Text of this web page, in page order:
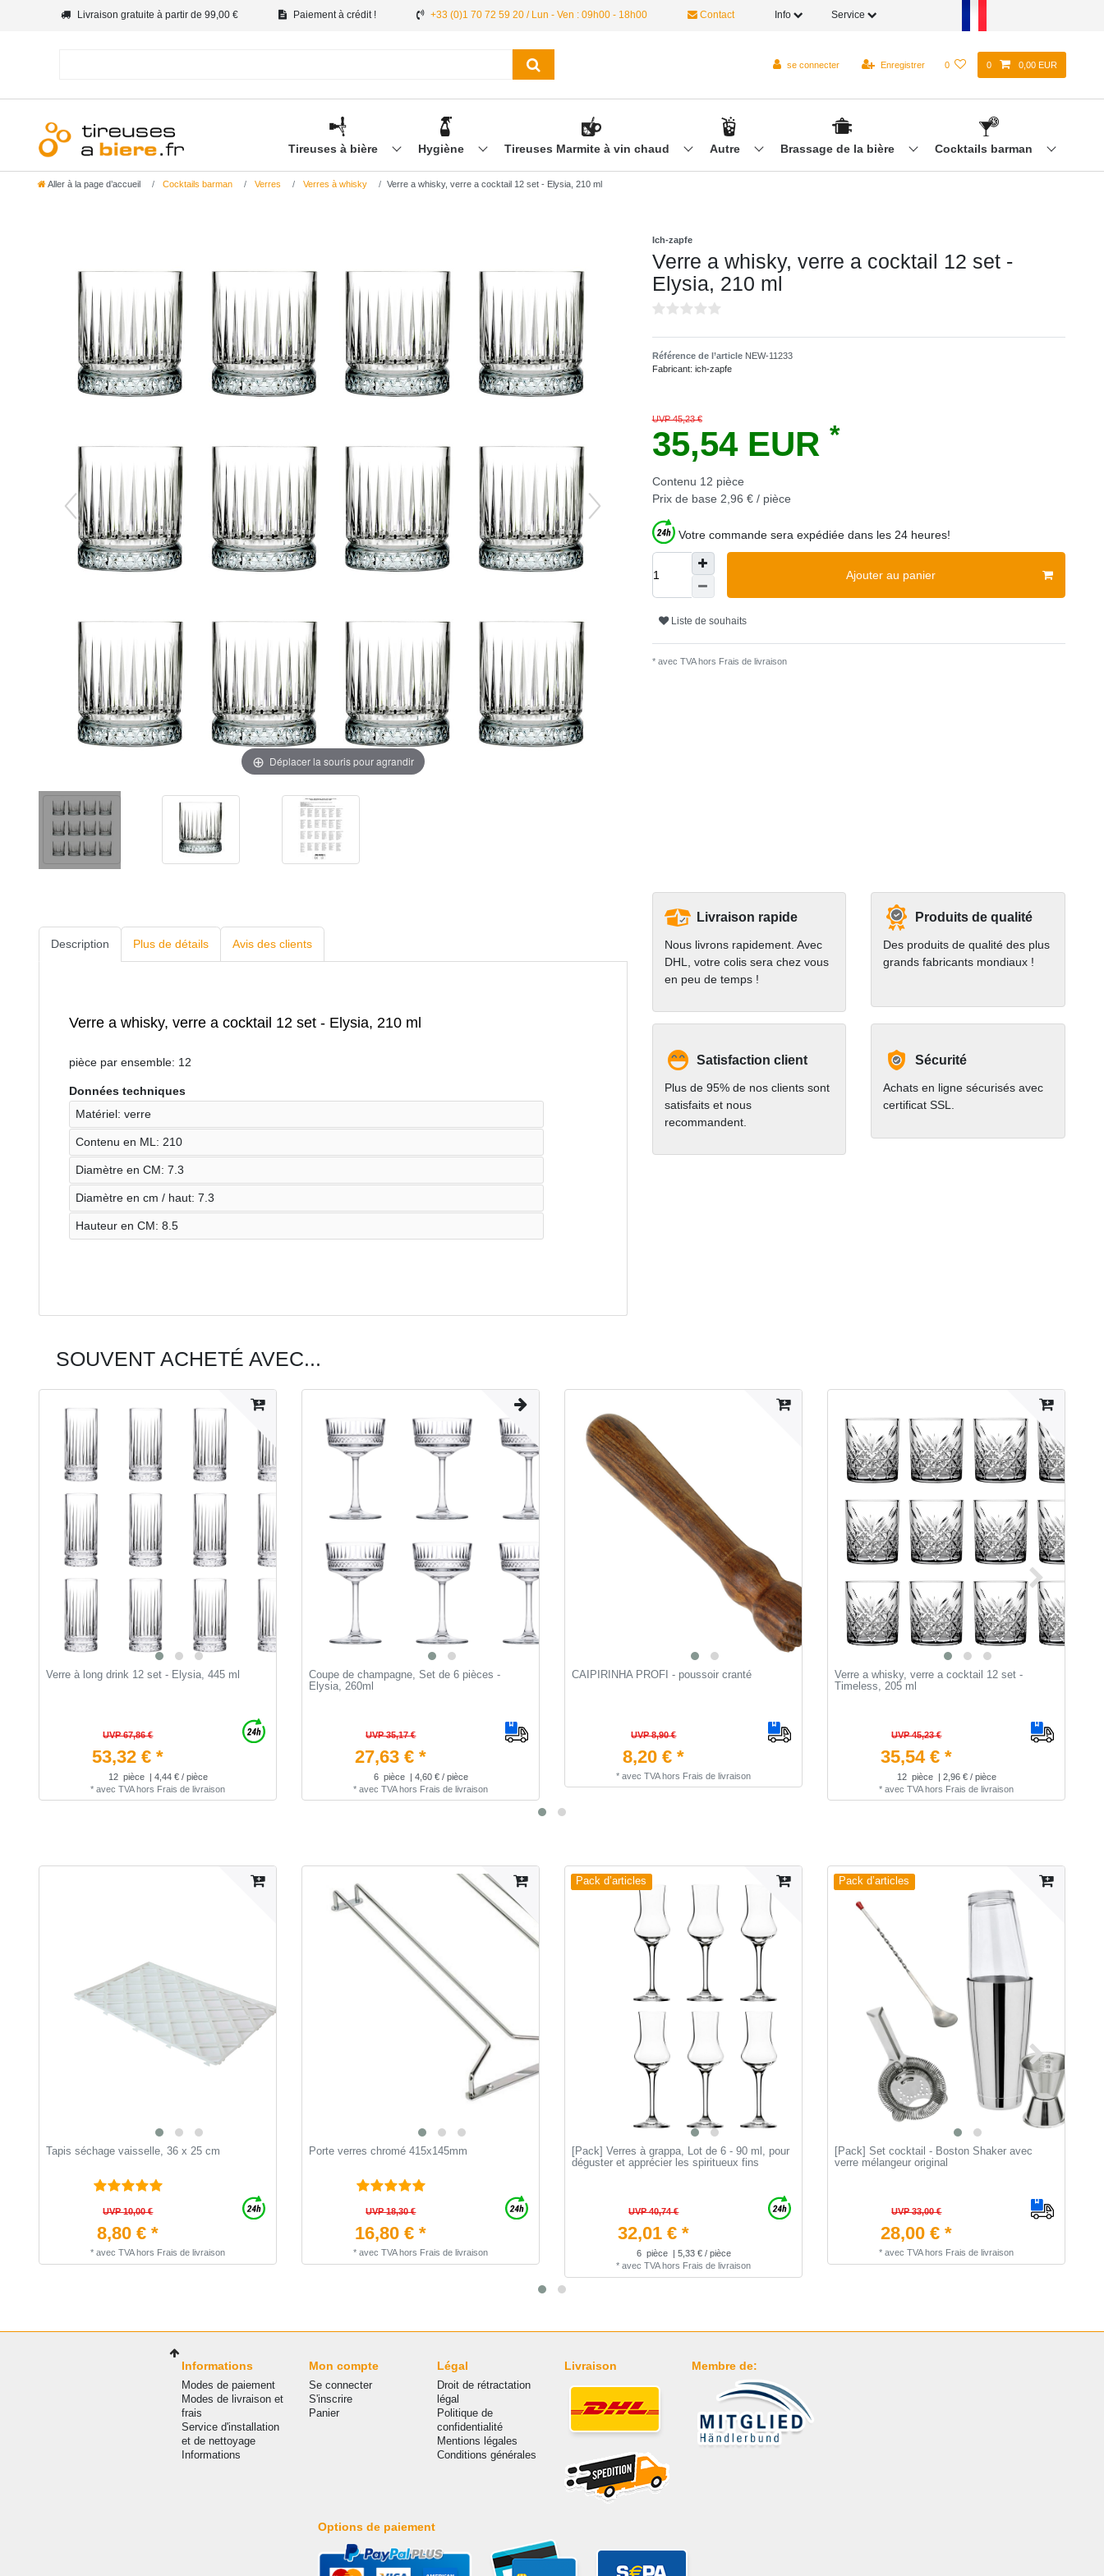
Livraison gratuite à partir de 99,00 € Paiement à crédit ! +33 (0)1 70 72 59 20 / Lun - Ven : 09h00 - 18h00 Contact Info Service
se connecter Enregistrer 0 0 0,00 EUR
Tireuses à bière Hygiène Tireuses Marmite à vin chaud Autre Brassage de la bière Cocktails barman
Aller à la page d’accueil Cocktails barman Verres Verres à whisky Verre a whisky, verre a cocktail 12 set - Elysia, 210 ml
Déplacer la souris pour agrandir
Ich-zapfe
Verre a whisky, verre a cocktail 12 set -
Elysia, 210 ml
Référence de l’article NEW-11233
Fabricant: ich-zapfe
UVP 45,23 €
35,54 EUR *
Contenu 12 pièce
Prix de base 2,96 € / pièce
Votre commande sera expédiée dans les 24 heures!
Ajouter au panier
Liste de souhaits
* avec TVA hors Frais de livraison
Description Plus de détails Avis des clients
Verre a whisky, verre a cocktail 12 set - Elysia, 210 ml
pièce par ensemble: 12
Données techniques
Matériel: verre
Contenu en ML: 210
Diamètre en CM: 7.3
Diamètre en cm / haut: 7.3
Hauteur en CM: 8.5
Livraison rapide
Nous livrons rapidement. Avec
DHL, votre colis sera chez vous
en peu de temps !
Produits de qualité
Des produits de qualité des plus
grands fabricants mondiaux !
Satisfaction client
Plus de 95% de nos clients sont
satisfaits et nous
recommandent.
Sécurité
Achats en ligne sécurisés avec
certificat SSL.
SOUVENT ACHETÉ AVEC...
Verre à long drink 12 set - Elysia, 445 ml
UVP 67,86 €
53,32 € *
12 pièce
| 4,44 € / pièce
* avec TVAhors Frais de livraison
Coupe de champagne, Set de 6 pièces -
Elysia, 260ml
UVP 35,17 €
27,63 € *
6 pièce
| 4,60 € / pièce
* avec TVAhors Frais de livraison
CAIPIRINHA PROFI - poussoir cranté
UVP 8,90 €
8,20 € *
* avec TVAhors Frais de livraison
Verre a whisky, verre a cocktail 12 set -
Timeless, 205 ml
UVP 45,23 €
35,54 € *
12 pièce
| 2,96 € / pièce
* avec TVAhors Frais de livraison
Tapis séchage vaisselle, 36 x 25 cm
UVP 10,00 €
8,80 € *
* avec TVAhors Frais de livraison
Porte verres chromé 415x145mm
UVP 18,30 €
16,80 € *
* avec TVAhors Frais de livraison
Pack d’articles
[Pack] Verres à grappa, Lot de 6 - 90 ml, pour
déguster et apprécier les spiritueux fins
UVP 40,74 €
32,01 € *
6 pièce
| 5,33 € / pièce
* avec TVAhors Frais de livraison
Pack d’articles
[Pack] Set cocktail - Boston Shaker avec
verre mélangeur original
UVP 33,00 €
28,00 € *
* avec TVAhors Frais de livraison
Informations
Modes de paiement
Modes de livraison et
frais
Service d'installation
et de nettoyage
Informations
Mon compte
Se connecter
S'inscrire
Panier
Légal
Droit de rétractation
légal
Politique de
confidentialité
Mentions légales
Conditions générales
Livraison Membre de:
Options de paiement